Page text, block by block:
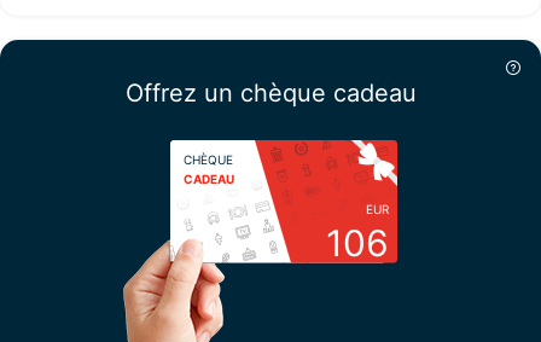
Offrez un chèque cadeau
CHÈQUE
CADEAU
EUR
106